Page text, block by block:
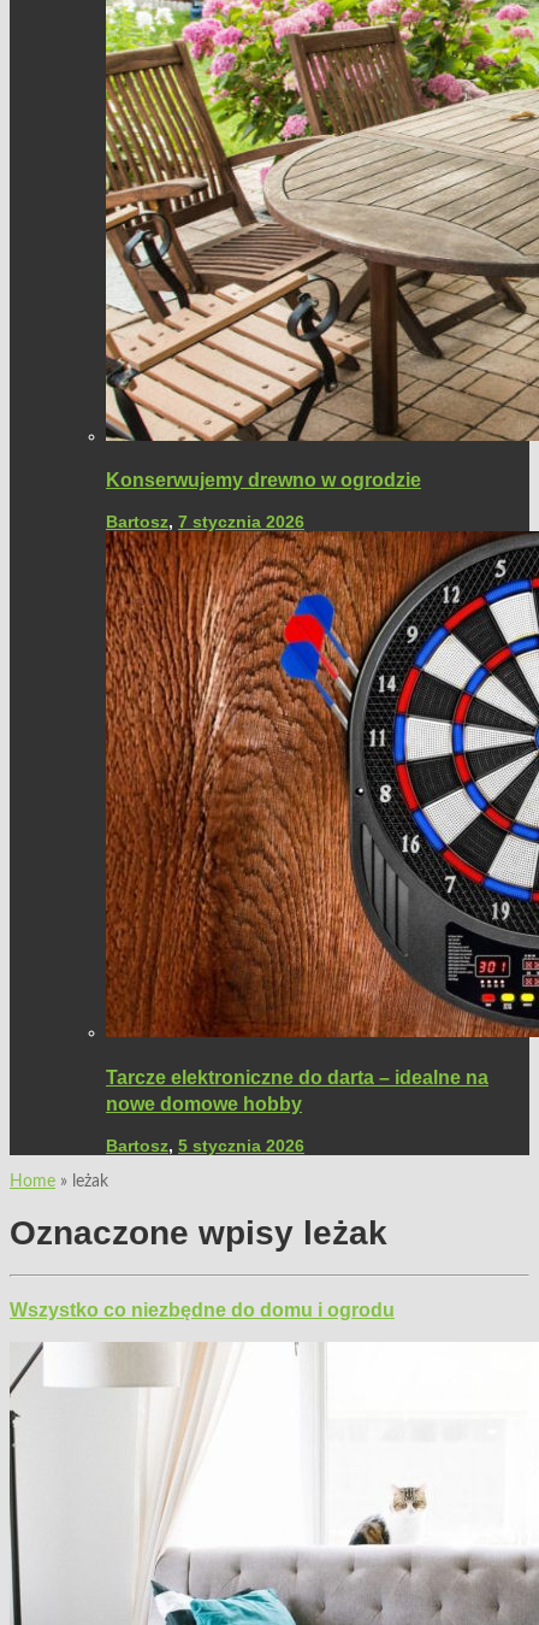
Konserwujemy drewno w ogrodzie
Bartosz, 7 stycznia 2026
Tarcze elektroniczne do darta – idealne na
nowe domowe hobby
Bartosz, 5 stycznia 2026
Home » leżak
Oznaczone wpisy leżak
Wszystko co niezbędne do domu i ogrodu